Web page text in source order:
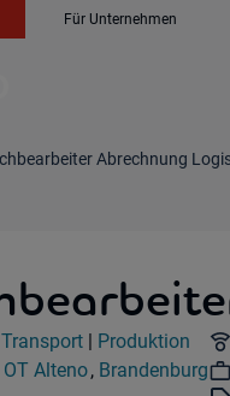
Für Unternehmen
Abrechnung
|
Industry:
Produktion
Alteno,
Region:
Brandenburg